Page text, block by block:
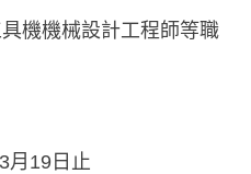
機機械設計工程師等職
月19日止